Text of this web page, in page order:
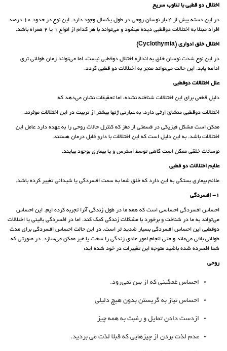
اختلال دو قطبی با تناوب سریع
در این دسته بیش از 4 بار نوسان روحی در طول یکسال وجود دارد. این نوع در حدود 10 درصد
افراد مبتلا به اختلالات دوقطبی دیده میشود و می‌تواند با هر کدام از انواع 1 یا 2 همراه باشد.
اختلال خلق ادواری (Cyclothymia)
در این نوع شدت نوسان خلق به اندازه اختلال دوقطبی نیست، اما می‌تواند زمان طولانی تری
ادامه یابد. این حالت می‌تواند منجر به اختلالات دو قطبی گردد.
علل اختلالات دوقطبی
دلیل قطعی برای این اختلالات شناخته نشده، اما تحقیقات نشان می‌دهد که:
اختلالات دوقطبی منشائ ارثی دارد. به عبارتی ژنها بیشتر از تربیت در این اختلالات موثرند.
ممکن است مشکل فیزیکی در قسمتی از مغز که کنترل حالات روحی را به عهده دارد عامل این
اختلالات باشد. به این دلیل است که این اختلالات با دارو قابل درمان هستند.
نوسانات خلقی ممکن است گاهی توسط استرس و یا بیماری بوجود بیایند.
علایم اختلالات دو قطبی
علائم بیماری بستگی به این دارد که خلق شما به سمت افسردگی یا شیدائی تغییر کرده باشد.
1- افسردگی
احساس افسردگی احساسی است که همه ما در طول زندگی آنرا تجربه کرده ایم. این احساس
می‌تواند به ما در شناخت و برخورد با مشکلات زندگی کمک کند. اما در افسردگی بالینی یا اختلالات
دوقطبی این احساس افسردگی بسیار شدید تر است. در این حالت احساس افسردگی برای مدت
طولانی باقی می‌ماند و حتی انجام امور عادی زندگی را سخت یا غیر ممکن می‌سازد. در صورتی که
شما افسرده شده باشید متوجه این تغییرات در خود شده اید:
روحی
احساس غمگینی که از بین نمی‌رود.
احساس نیاز به گریستن بدون هیچ دلیلی
ازدست دادن تمایل و رغبت به همه چیز
عدم لذت بردن از چیزهایی که قبلا لذت می بردید.